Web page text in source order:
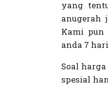
yang
anugerah
Kami
anda 7
Soal
spesial